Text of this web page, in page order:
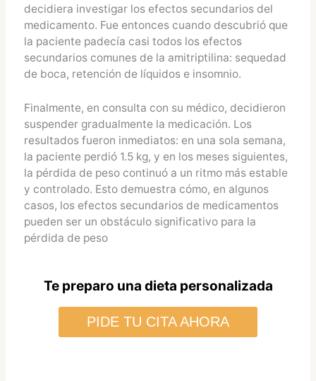
decidiera investigar los efectos secundarios del
medicamento. Fue entonces cuando descubrió que
la paciente padecía casi todos los efectos
secundarios comunes de la amitriptilina: sequedad
de boca, retención de líquidos e insomnio.
Finalmente, en consulta con su médico, decidieron
suspender gradualmente la medicación. Los
resultados fueron inmediatos: en una sola semana,
la paciente perdió 1.5 kg, y en los meses siguientes,
la pérdida de peso continuó a un ritmo más estable
y controlado. Esto demuestra cómo, en algunos
casos, los efectos secundarios de medicamentos
pueden ser un obstáculo significativo para la
pérdida de peso
Te preparo una dieta personalizada
PIDE TU CITA AHORA